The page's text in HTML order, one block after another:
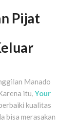
Pijat
Manado
itu,Your
kualitas
bisa merasakan